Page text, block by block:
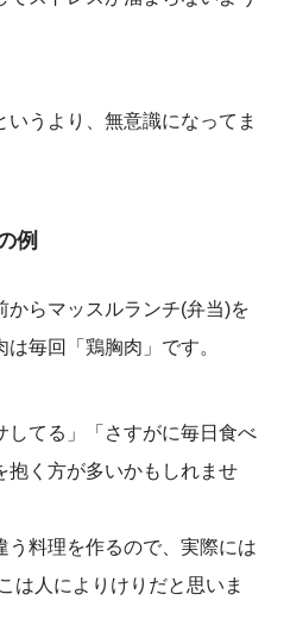
うより、無意識になってま
例
からマッスルランチ(弁当)を
毎回「鶏胸肉」です。
してる」「さすがに毎日食べ
抱く方が多いかもしれませ
う料理を作るので、実際には
は人によりけりだと思いま